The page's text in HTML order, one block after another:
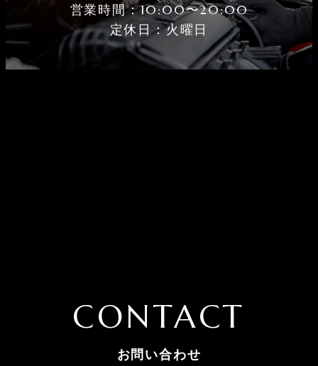
営業時間：10:00〜20:00
定休⽇：火曜⽇
CONTACT
お問い合わせ